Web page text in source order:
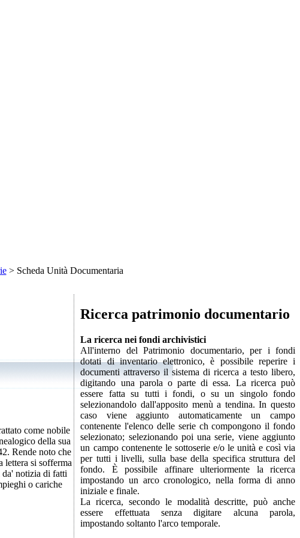
> Scheda Unità Documentaria
Ricerca patrimonio documentario
La ricerca nei fondi archivistici
All'interno del Patrimonio documentario, per i fondi
dotati di inventario elettronico, è possibile reperire i
documenti attraverso il sistema di ricerca a testo libero,
digitando una parola o parte di essa. La ricerca può
essere fatta su tutti i fondi, o su un singolo fondo
selezionandolo dall'apposito menù a tendina. In questo
caso viene aggiunto automaticamente un campo
contenente l'elenco delle serie ch compongono il fondo
selezionato; selezionando poi una serie, viene aggiunto
un campo contenente le sottoserie e/o le unità e così via
per tutti i livelli, sulla base della specifica struttura del
fondo. È possibile affinare ulteriormente la ricerca
impostando un arco cronologico, nella forma di anno
iniziale e finale.
La ricerca, secondo le modalità descritte, può anche
essere effettuata senza digitare alcuna parola,
impostando soltanto l'arco temporale.
come nobile
della sua
Rende noto che
si sofferma
da' notizia di fatti
o cariche